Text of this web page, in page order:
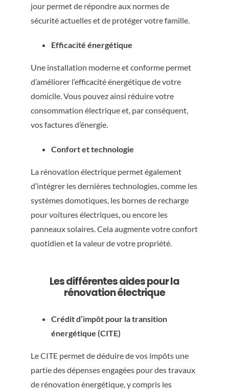
jour permet de répondre aux normes de
sécurité actuelles et de protéger votre famille.
Efficacité énergétique
Une installation moderne et conforme permet
d’améliorer l’efficacité énergétique de votre
domicile. Vous pouvez ainsi réduire votre
consommation électrique et, par conséquent,
vos factures d’énergie.
Confort et technologie
La rénovation électrique permet également
d’intégrer les dernières technologies, comme les
systèmes domotiques, les bornes de recharge
pour voitures électriques, ou encore les
panneaux solaires. Cela augmente votre confort
quotidien et la valeur de votre propriété.
Les différentes aides pour la
rénovation électrique
Crédit d’impôt pour la transition
énergétique (CITE)
Le CITE permet de déduire de vos impôts une
partie des dépenses engagées pour des travaux
de rénovation énergétique, y compris les